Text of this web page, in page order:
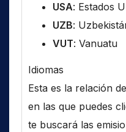
USA: Estados
UZB:
VUT: Vanuatu
Idiomas
Esta es la relación
en las que puedes
te buscará las